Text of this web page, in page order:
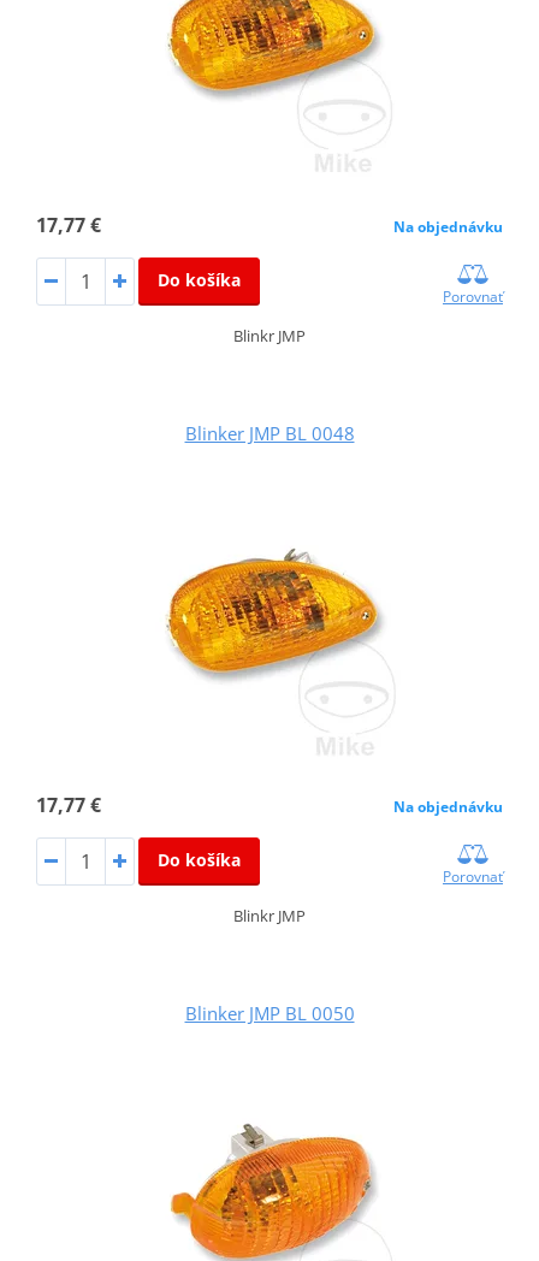
17,77 € Na objednávku
Do košíka
Porovnať
Blinkr JMP
Blinker JMP BL 0048
17,77 € Na objednávku
Do košíka
Porovnať
Blinkr JMP
Blinker JMP BL 0050